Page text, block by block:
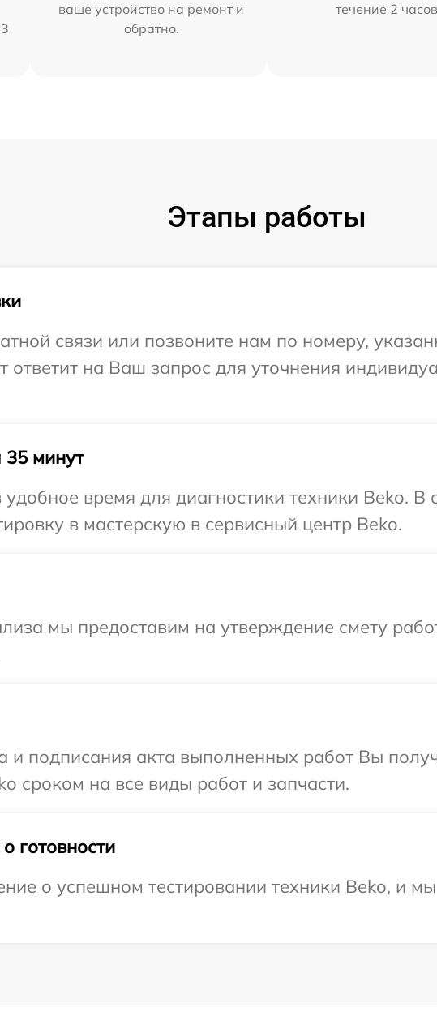
ваше устройство на ремонт и
обратно.
течение 2
Этапы работы
связи или позвоните нам по номеру,
ответит на Ваш запрос для уточнения
минут
время для диагностики техники Beko.
в мастерскую в сервисный центр Beko.
мы предоставим на утверждение смету
и подписания акта выполненных работ Вы
сроком на все виды работ и запчасти.
готовности
о успешном тестировании техники Beko, и